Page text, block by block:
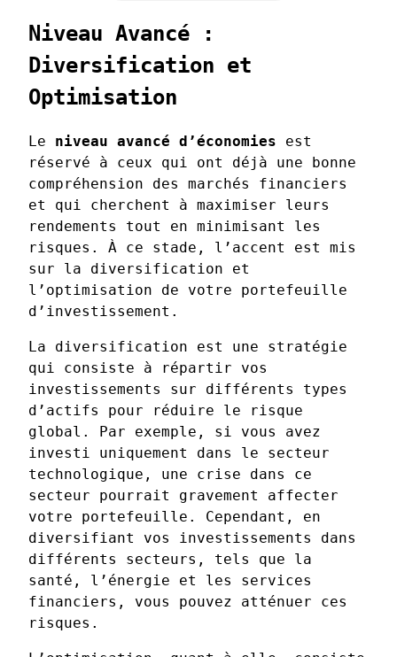
Niveau Avancé :
Diversification et
Optimisation
Le niveau avancé d’économies est
réservé à ceux qui ont déjà une bonne
compréhension des marchés financiers
et qui cherchent à maximiser leurs
rendements tout en minimisant les
risques. À ce stade, l’accent est mis
sur la diversification et
l’optimisation de votre portefeuille
d’investissement.
La diversification est une stratégie
qui consiste à répartir vos
investissements sur différents types
d’actifs pour réduire le risque
global. Par exemple, si vous avez
investi uniquement dans le secteur
technologique, une crise dans ce
secteur pourrait gravement affecter
votre portefeuille. Cependant, en
diversifiant vos investissements dans
différents secteurs, tels que la
santé, l’énergie et les services
financiers, vous pouvez atténuer ces
risques.